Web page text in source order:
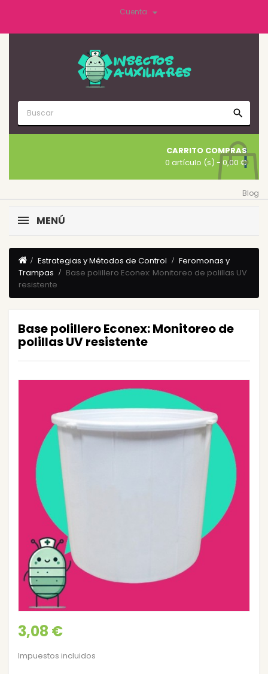
Cuenta 
search
CARRITO COMPRAS
0 artículo (s) - 0,00 €
Blog
MENÚ
Estrategias y Métodos de Control
Feromonas y
Trampas
Base polillero Econex: Monitoreo de polillas UV
resistente
Base polillero Econex: Monitoreo de
polillas UV resistente
3,08 €
Impuestos incluidos